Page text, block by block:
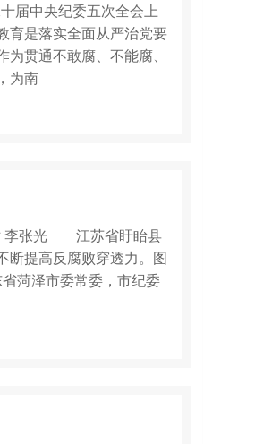
届中央纪委五次全会上
育是落实全面从严治党要
贯通不敢腐、不能腐、
为南
李张光 江苏省盱眙县
断提高反腐败穿透力。图
泽市委常委，市纪委